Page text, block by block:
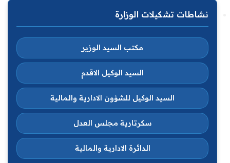
نشاطات تشكيلات الوزارة
مكتب السيد الوزير
السيد الوكيل الاقدم
السيد الوكيل للشؤون الادارية والمالية
سكرتارية مجلس العدل
الدائرة الادارية والمالية